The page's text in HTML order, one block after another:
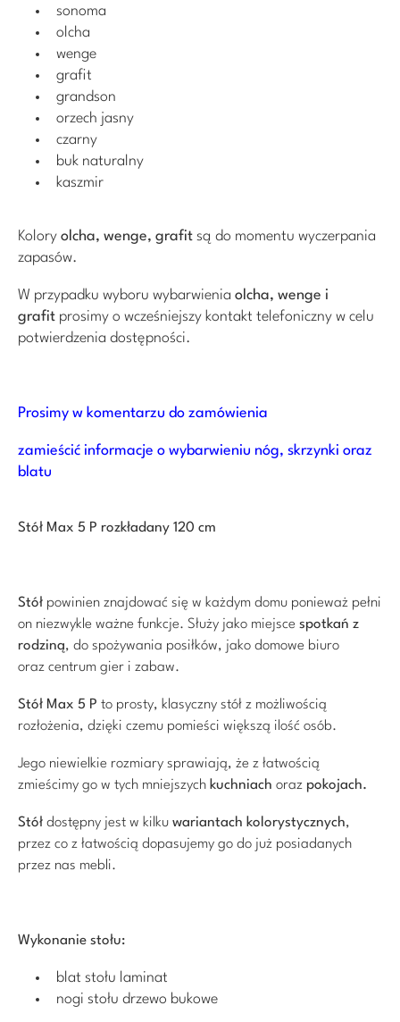
sonoma
olcha
wenge
grafit
grandson
orzech jasny
czarny
buk naturalny
kaszmir
Kolory olcha, wenge, grafit są do momentu wyczerpania
zapasów.
W przypadku wyboru wybarwienia olcha, wenge i
grafit prosimy o wcześniejszy kontakt telefoniczny w celu
potwierdzenia dostępności.
Prosimy w komentarzu do zamówienia
zamieścić informacje o wybarwieniu nóg, skrzynki oraz
blatu
Stół Max 5 P rozkładany 120 cm
Stół powinien znajdować się w każdym domu ponieważ pełni
on niezwykle ważne funkcje. Służy jako miejsce spotkań z
rodziną, do spożywania posiłków, jako domowe biuro
oraz centrum gier i zabaw.
Stół Max 5 P to prosty, klasyczny stół z możliwością
rozłożenia, dzięki czemu pomieści większą ilość osób.
Jego niewielkie rozmiary sprawiają, że z łatwością
zmieścimy go w tych mniejszych kuchniach oraz pokojach.
Stół dostępny jest w kilku wariantach kolorystycznych,
przez co z łatwością dopasujemy go do już posiadanych
przez nas mebli.
Wykonanie stołu:
blat stołu laminat
nogi stołu drzewo bukowe